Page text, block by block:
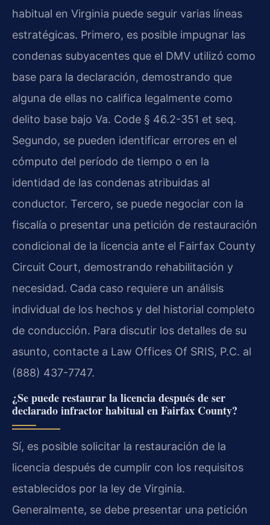
habitual en Virginia puede seguir varias líneas
estratégicas. Primero, es posible impugnar las
condenas subyacentes que el DMV utilizó como
base para la declaración, demostrando que
alguna de ellas no califica legalmente como
delito base bajo Va. Code § 46.2-351 et seq.
Segundo, se pueden identificar errores en el
cómputo del período de tiempo o en la
identidad de las condenas atribuidas al
conductor. Tercero, se puede negociar con la
fiscalía o presentar una petición de restauración
condicional de la licencia ante el Fairfax County
Circuit Court, demostrando rehabilitación y
necesidad. Cada caso requiere un análisis
individual de los hechos y del historial completo
de conducción. Para discutir los detalles de su
asunto, contacte a Law Offices Of SRIS, P.C. al
(888) 437-7747.
¿Se puede restaurar la licencia después de ser
declarado infractor habitual en Fairfax County?
Sí, es posible solicitar la restauración de la
licencia después de cumplir con los requisitos
establecidos por la ley de Virginia.
Generalmente, se debe presentar una petición